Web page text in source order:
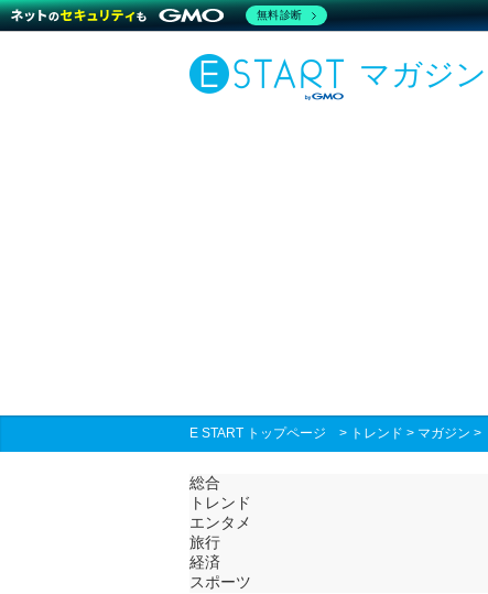
マガジン
E START トップページ > トレンド > マガジン >
総合
トレンド
エンタメ
旅行
経済
スポーツ
無料診断